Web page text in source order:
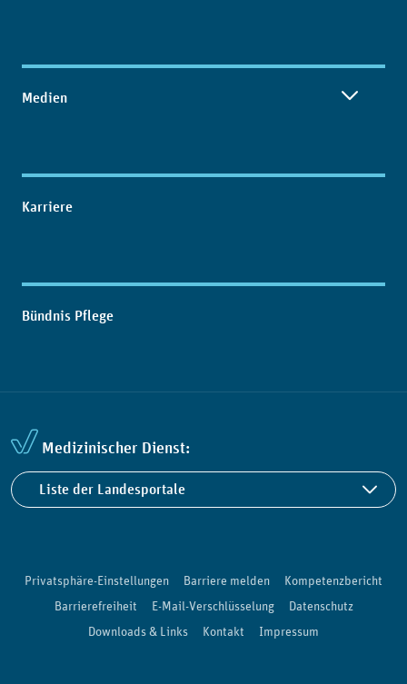
Medien
Karriere
Bündnis Pflege
Medizinischer Dienst:
Liste der Landesportale
Privatsphäre-Einstellungen Barriere melden
Kompetenzbericht
Barrierefreiheit
E-Mail-Verschlüsselung
Datenschutz
Downloads & Links
Kontakt Impressum